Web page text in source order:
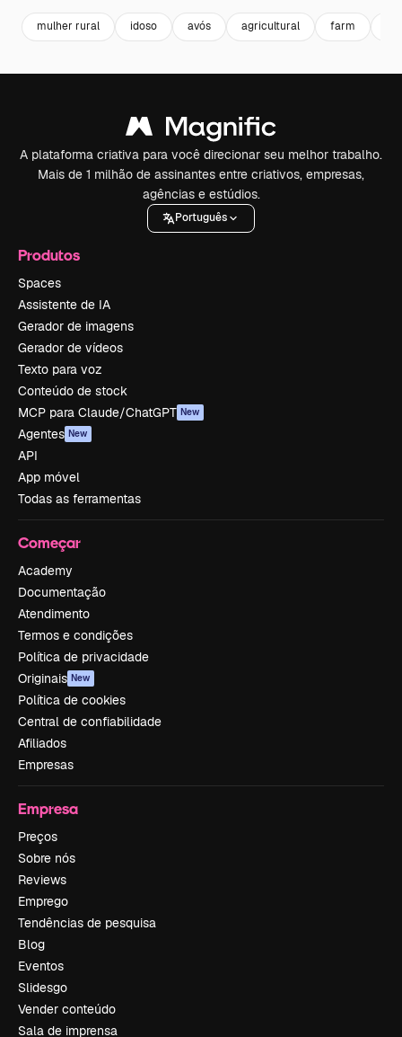
mulher rural idoso avós agricultural farm
A plataforma criativa para você direcionar seu melhor trabalho.
Mais de 1 milhão de assinantes entre criativos, empresas,
agências e estúdios.
Português
Produtos
Spaces
Assistente de IA
Gerador de imagens
Gerador de vídeos
Texto para voz
Conteúdo de stock
MCP para Claude/ChatGPT New
Agentes New
API
App móvel
Todas as ferramentas
Começar
Academy
Documentação
Atendimento
Termos e condições
Política de privacidade
Originais New
Política de cookies
Central de confiabilidade
Afiliados
Empresas
Empresa
Preços
Sobre nós
Reviews
Emprego
Tendências de pesquisa
Blog
Eventos
Slidesgo
Vender conteúdo
Sala de imprensa